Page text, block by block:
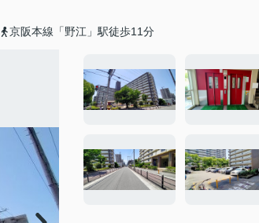
京阪本線「野江」駅徒歩11分